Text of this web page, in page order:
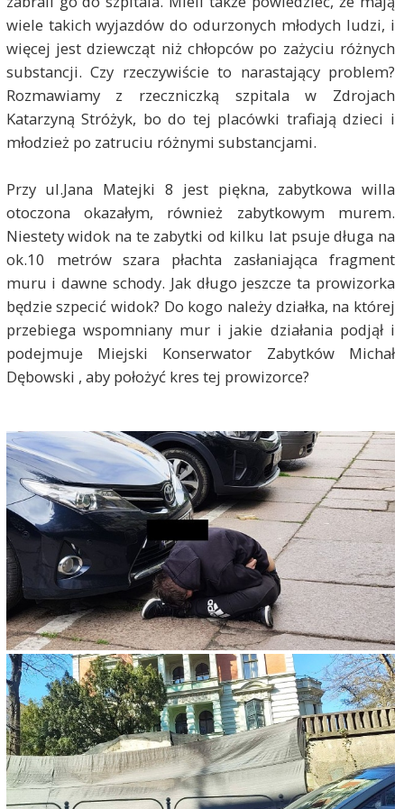
wiele takich wyjazdów do odurzonych młodych ludzi, i
więcej jest dziewcząt niż chłopców po zażyciu różnych
substancji. Czy rzeczywiście to narastający problem?
Rozmawiamy z rzeczniczką szpitala w Zdrojach
Katarzyną Stróżyk, bo do tej placówki trafiają dzieci i
młodzież po zatruciu różnymi substancjami.
Przy ul.Jana Matejki 8 jest piękna, zabytkowa willa
otoczona okazałym, również zabytkowym murem.
Niestety widok na te zabytki od kilku lat psuje długa na
ok.10 metrów szara płachta zasłaniająca fragment
muru i dawne schody. Jak długo jeszcze ta prowizorka
będzie szpecić widok? Do kogo należy działka, na której
przebiega wspomniany mur i jakie działania podjął i
podejmuje Miejski Konserwator Zabytków Michał
Dębowski , aby położyć kres tej prowizorce?